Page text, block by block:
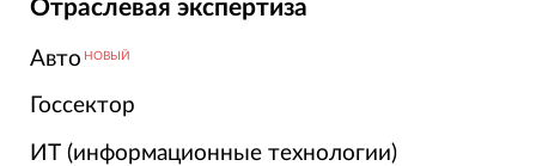
Отраслевая экспертиза
Авто НОВЫЙ
Госсектор
ИТ (информационные технологии)